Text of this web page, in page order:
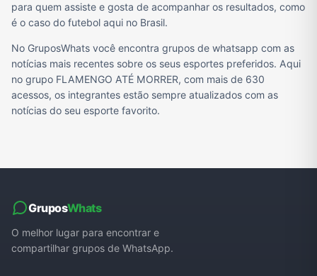
para quem assiste e gosta de acompanhar os resultados, como
é o caso do futebol aqui no Brasil.
No GruposWhats você encontra grupos de whatsapp com as
notícias mais recentes sobre os seus esportes preferidos. Aqui
no grupo FLAMENGO ATÉ MORRER, com mais de 630
acessos, os integrantes estão sempre atualizados com as
notícias do seu esporte favorito.
GruposWhats
O melhor lugar para encontrar e
compartilhar grupos de WhatsApp.